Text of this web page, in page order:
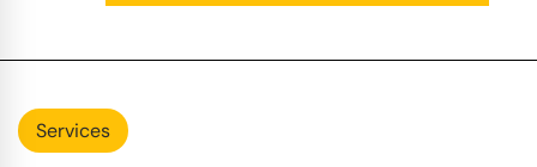
Services